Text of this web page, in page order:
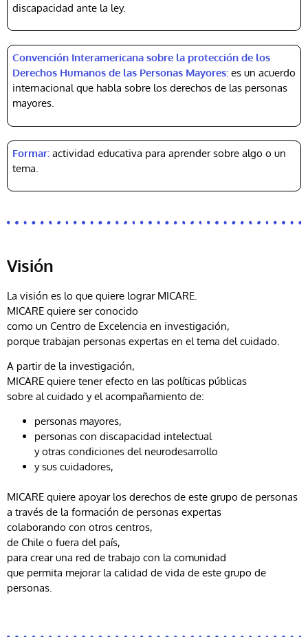
discapacidad ante la ley.
Convención Interamericana sobre la protección de los
Derechos Humanos de las Personas Mayores: es un acuerdo
internacional que habla sobre los derechos de las personas
mayores.
Formar: actividad educativa para aprender sobre algo o un
tema.
Visión
La visión es lo que quiere lograr MICARE.
MICARE quiere ser conocido
como un Centro de Excelencia en investigación,
porque trabajan personas expertas en el tema del cuidado.
A partir de la investigación,
MICARE quiere tener efecto en las políticas públicas
sobre al cuidado y el acompañamiento de:
personas mayores,
personas con discapacidad intelectual
y otras condiciones del neurodesarrollo
y sus cuidadores,
MICARE quiere apoyar los derechos de este grupo de personas
a través de la formación de personas expertas
colaborando con otros centros,
de Chile o fuera del país,
para crear una red de trabajo con la comunidad
que permita mejorar la calidad de vida de este grupo de
personas.